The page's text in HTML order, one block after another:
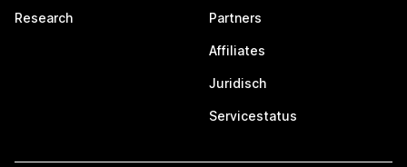
Research Partners
Affiliates
Juridisch
Servicestatus